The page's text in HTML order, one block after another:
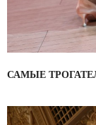
САМЫЕ